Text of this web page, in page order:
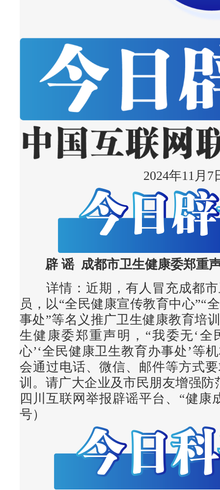
2024年11月7
辟 谣 成都市卫生健康委郑重
详情： 近期，有人冒充成都
员，以“全民健康宣传教育中心”“
事处”等名义推广卫生健康教育培
生健康委郑重声明，“我委无‘全
心’‘全民健康卫生教育办事处’等
会通过电话、微信、邮件等方式
训。请广大企业及市民朋友增强防
四川互联网举报辟谣平台、“健康
号）